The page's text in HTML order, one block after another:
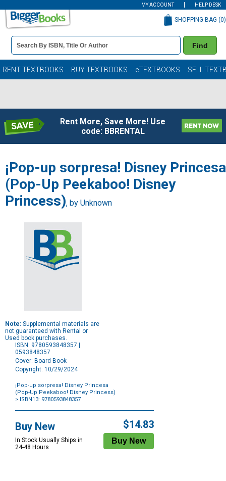
MY ACCOUNT HELP DESK
Book
Details
Search
Bar
Find
SHOPPING BAG (0)
RENT TEXTBOOKS BUY TEXTBOOKS eTEXTBOOKS SELL
Rent More, Save More! Use
code: BBRENTAL
¡Pop-up sorpresa! Disney Princesa
(Pop-Up Peekaboo! Disney
Princess), by Unknown
Note: Supplemental materials are
not guaranteed with Rental or
Used book purchases.
ISBN: 9780593848357 |
0593848357
Cover: Board Book
Copyright: 10/29/2024
¡Pop-up sorpresa! Disney Princesa
(Pop-Up Peekaboo! Disney Princess)
> ISBN13: 9780593848357
Options
Buy New
In Stock Usually Ships in
24-48 Hours
$14.83